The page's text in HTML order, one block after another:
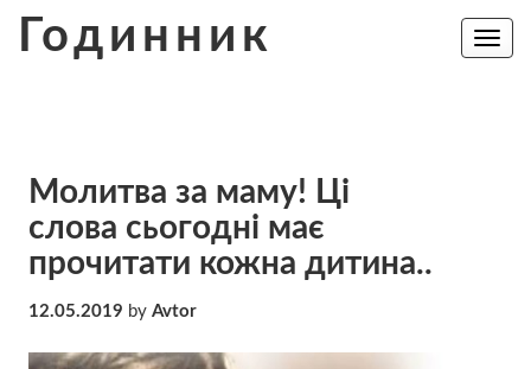
Годинник
Toggle
Молитва за маму! Ці
слова сьогодні має
прочитати кожна дитина..
12.05.2019 by Avtor